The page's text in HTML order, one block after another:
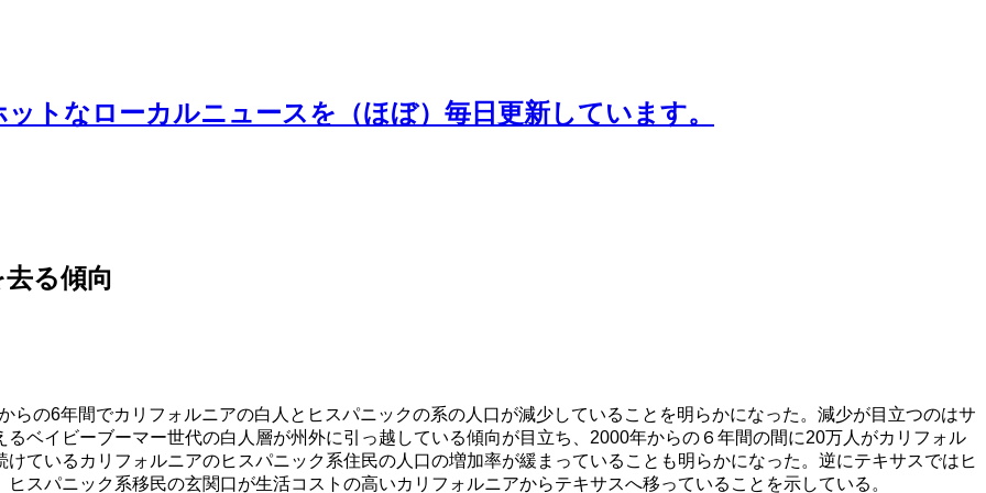
トなローカルニュースを（ほぼ）毎日更新しています。
る傾向
の6年間でカリフォルニアの白人とヒスパニックの系の人口が減少していることを明らかになった。減少が目立つのはサ
ベイビーブーマー世代の白人層が州外に引っ越している傾向が目立ち、2000年からの６年間の間に20万人がカリフォル
ているカリフォルニアのヒスパニック系住民の人口の増加率が緩まっていることも明らかになった。逆にテキサスではヒ
スパニック系移民の玄関口が生活コストの高いカリフォルニアからテキサスへ移っていることを示している。